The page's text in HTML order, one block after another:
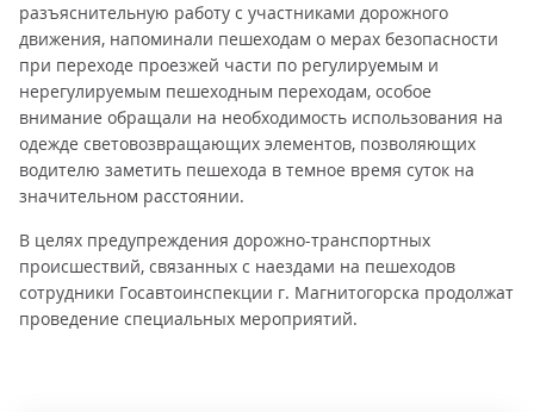
разъяснительную работу с участниками дорожного
движения, напоминали пешеходам о мерах безопасности
при переходе проезжей части по регулируемым и
нерегулируемым пешеходным переходам, особое
внимание обращали на необходимость использования на
одежде световозвращающих элементов, позволяющих
водителю заметить пешехода в темное время суток на
значительном расстоянии.
В целях предупреждения дорожно-транспортных
происшествий, связанных с наездами на пешеходов
сотрудники Госавтоинспекции г. Магнитогорска продолжат
проведение специальных мероприятий.